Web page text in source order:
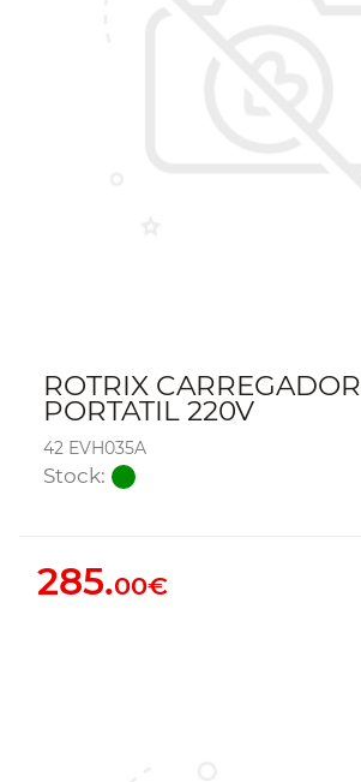
ROTRIX CARREGADOR
PORTATIL 220V
42 EVH035A
Stock:
285.00€